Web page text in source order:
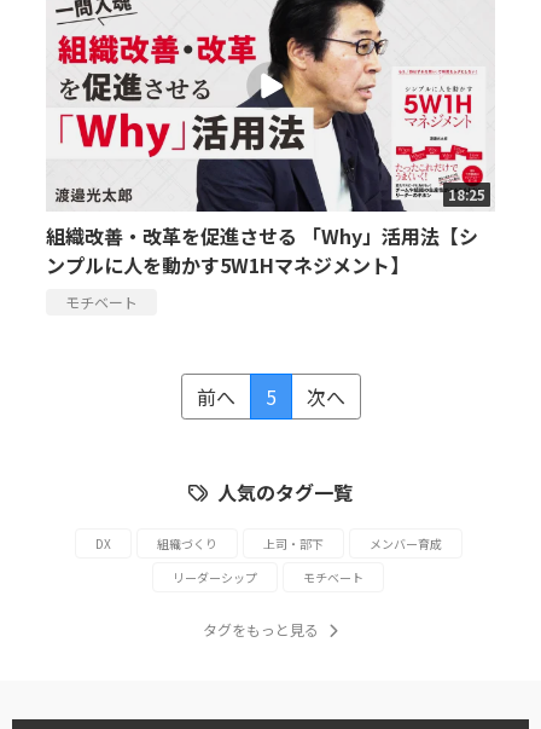
18:25
組織改善・改革を促進させる 「Why」活用法【シ
ンプルに人を動かす5W1Hマネジメント】
モチベート
前へ 5 次へ
人気のタグ一覧
DX 組織づくり 上司・部下
メンバー育成
リーダーシップ
モチベート
タグをもっと見る